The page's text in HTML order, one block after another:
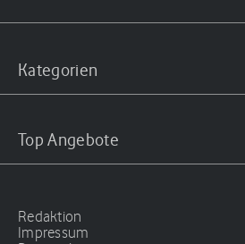
Kategorien
Top Angebote
Redaktion
Impressum